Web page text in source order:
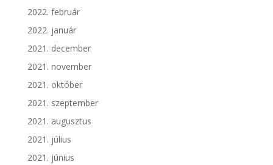
2022. február
2022. január
2021. december
2021. november
2021. október
2021. szeptember
2021. augusztus
2021. július
2021. június